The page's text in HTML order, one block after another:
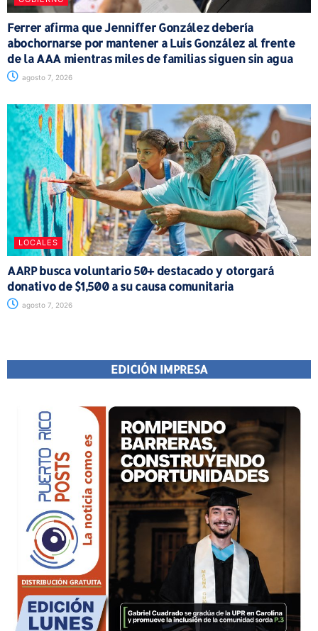
Ferrer afirma que Jenniffer González debería
abochornarse por mantener a Luis González al frente
de la AAA mientras miles de familias siguen sin agua
agosto 7, 2026
LOCALES
AARP busca voluntario 50+ destacado y otorgará
donativo de $1,500 a su causa comunitaria
agosto 7, 2026
EDICIÓN IMPRESA